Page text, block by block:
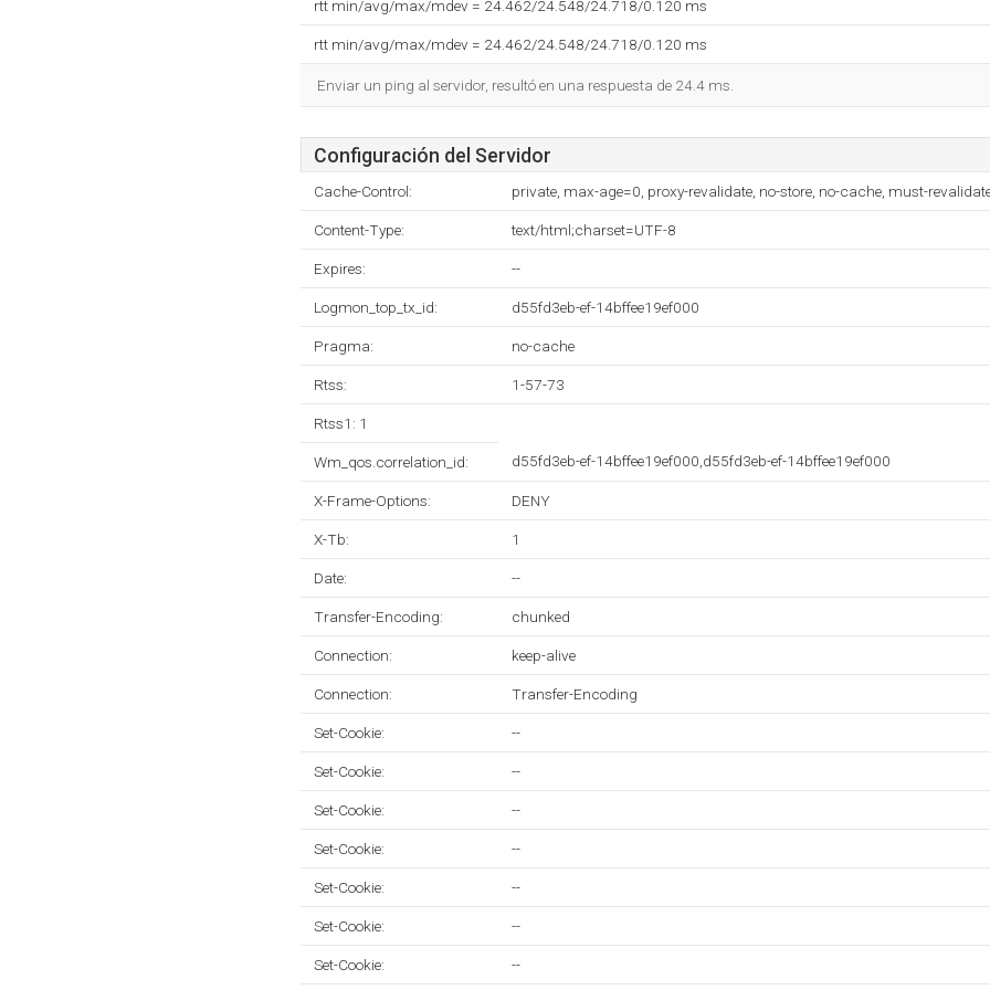
rtt min/avg/max/mdev = 24.462/24.548/24.718/0.120 ms
rtt min/avg/max/mdev = 24.462/24.548/24.718/0.120 ms
Enviar un ping al servidor, resultó en una respuesta de 24.4 ms.
Configuración del Servidor
Cache-Control: private, max-age=0, proxy-revalidate, no-store, no-cache, must-
Content-Type: text/html;charset=UTF-8
Expires: --
Logmon_top_tx_id: d55fd3eb-ef-14bffee19ef000
Pragma: no-cache
Rtss: 1-57-73
Rtss1: 1
Wm_qos.correlation_id: d55fd3eb-ef-14bffee19ef000,d55fd3eb-ef-14bffee19ef000
X-Frame-Options: DENY
X-Tb: 1
Date: --
Transfer-Encoding: chunked
Connection: keep-alive
Connection: Transfer-Encoding
Set-Cookie: --
Set-Cookie: --
Set-Cookie: --
Set-Cookie: --
Set-Cookie: --
Set-Cookie: --
Set-Cookie: --